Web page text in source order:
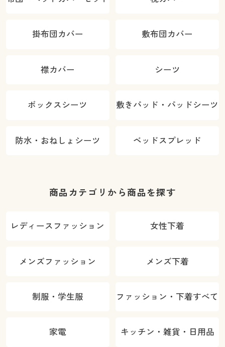
掛布団カバー 敷布団カバー
襟カバー シーツ
ボックスシーツ 敷きパッド・パッドシーツ
防水・おねしょシーツ ベッドスプレッド
商品カテゴリから商品を探す
レディースファッション 女性下着
メンズファッション メンズ下着
制服・学生服 ファッション・下着すべて
家電 キッチン・雑貨・日用品